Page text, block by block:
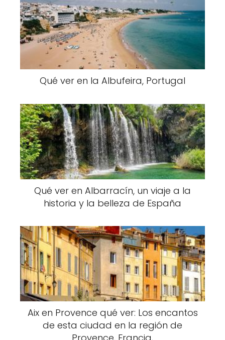
Qué ver en la Albufeira, Portugal
Qué ver en Albarracín, un viaje a la
historia y la belleza de España
Aix en Provence qué ver: Los encantos
de esta ciudad en la región de